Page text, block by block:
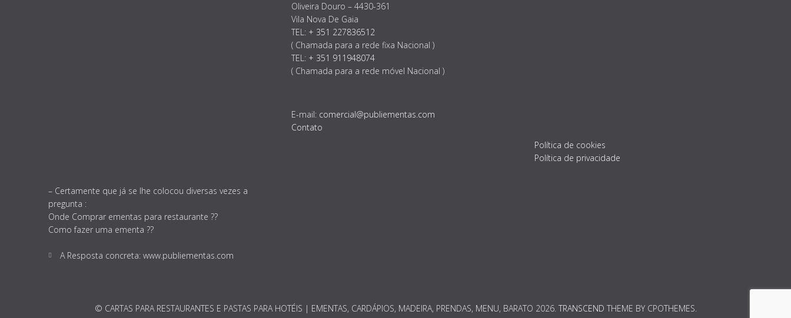
– Certamente que já se lhe colocou diversas vezes a
pregunta :
Onde Comprar ementas para restaurante ??
Como fazer uma ementa ??
A Resposta concreta: www.publiementas.com
Oliveira Douro – 4430-361
Vila Nova De Gaia
TEL: + 351 227836512
( Chamada para a rede fixa Nacional )
TEL: + 351 911948074
( Chamada para a rede móvel Nacional )
E-mail: comercial@publiementas.com
Contato
Política de cookies
Política de privacidade
© CARTAS PARA RESTAURANTES E PASTAS PARA HOTÉIS | EMENTAS, CARDÁPIOS, MADEIRA, PRENDAS, MENU, BARATO 2026. TRANSCEND THEME BY CPOTHEMES.